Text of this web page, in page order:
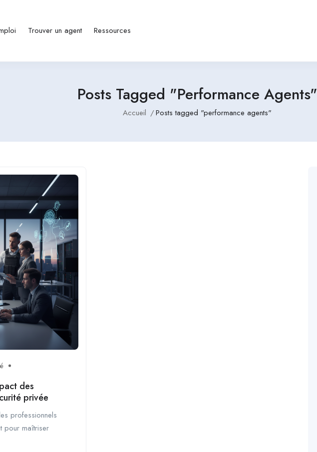
Trouver un agent Ressources
Posts Tagged "performance Agents"
Accueil Posts tagged "performance agents"
des
privée
professionnels
pour maîtriser